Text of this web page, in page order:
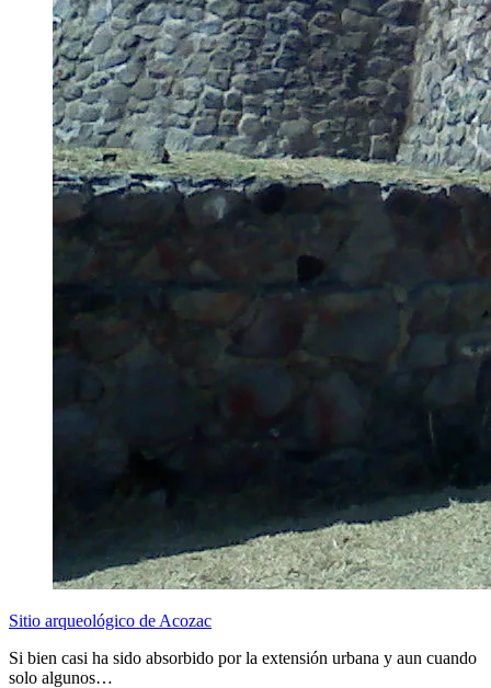
Sitio arqueológico de Acozac
Si bien casi ha sido absorbido por la extensión urbana y aun cuando
solo algunos…